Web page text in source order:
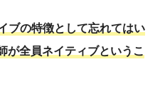
ブの特徴として忘れてはい
が全員ネイティブというこ